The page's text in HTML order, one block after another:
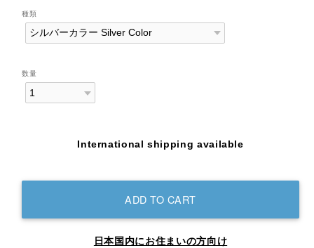
種類
数量
International shipping available
ADD TO CART
日本国内にお住まいの方向け